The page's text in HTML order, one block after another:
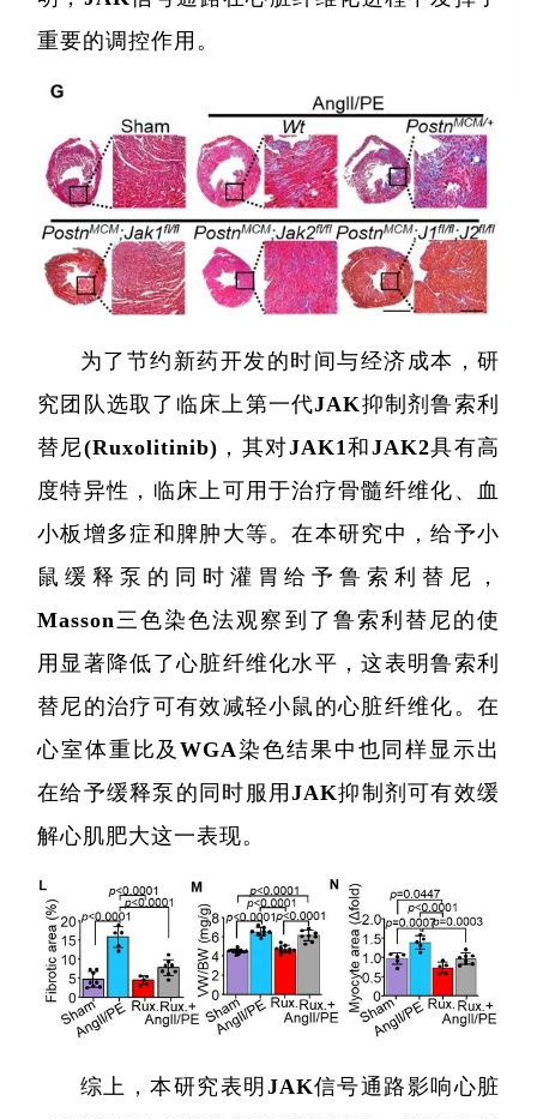
精准医
重要的调控作用。
为了节约新药开发的时间与经济成本，研
究团队选取了临床上第一代JAK抑制剂鲁索利
替尼(Ruxolitinib)，其对JAK1和JAK2具有高
度特异性，临床上可用于治疗骨髓纤维化、血
小板增多症和脾肿大等。在本研究中，给予小
鼠缓释泵的同时灌胃给予鲁索利替尼，
Masson三色染色法观察到了鲁索利替尼的使
用显著降低了心脏纤维化水平，这表明鲁索利
替尼的治疗可有效减轻小鼠的心脏纤维化。在
心室体重比及WGA染色结果中也同样显示出
在给予缓释泵的同时服用JAK抑制剂可有效缓
解心肌肥大这一表现。
综上，本研究表明JAK信号通路影响心脏